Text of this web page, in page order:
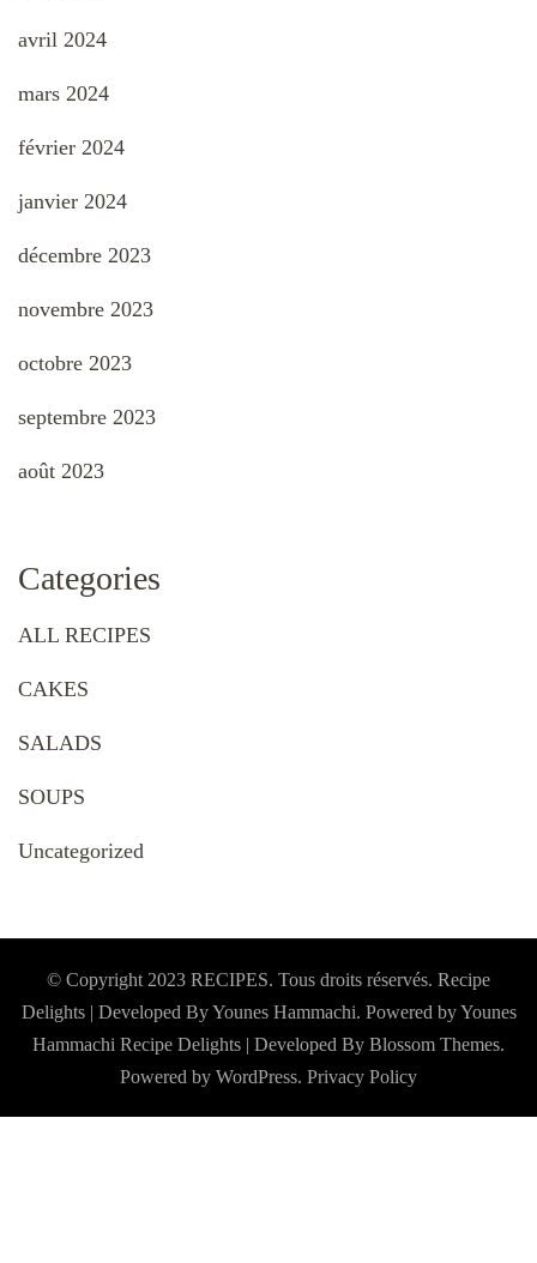
avril 2024
mars 2024
février 2024
janvier 2024
décembre 2023
novembre 2023
octobre 2023
septembre 2023
août 2023
Categories
ALL RECIPES
CAKES
SALADS
SOUPS
Uncategorized
© Copyright 2023 RECIPES. Tous droits réservés. Recipe
Delights | Developed By Younes Hammachi. Powered by Younes
Hammachi Recipe Delights | Developed By Blossom Themes.
Powered by WordPress. Privacy Policy